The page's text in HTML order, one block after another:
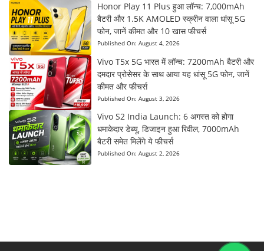
Honor Play 11 Plus हुआ लॉन्च: 7,000mAh
बैटरी और 1.5K AMOLED स्क्रीन वाला धांसू 5G
फोन, जानें कीमत और 10 खास फीचर्स
Published On: August 4, 2026
Vivo T5x 5G भारत में लॉन्च: 7200mAh बैटरी और
दमदार प्रोसेसर के साथ आया यह धांसू 5G फोन, जानें
कीमत और फीचर्स
Published On: August 3, 2026
Vivo S2 India Launch: 6 अगस्त को होगा
धमाकेदार डेब्यू, डिजाइन हुआ रिवील, 7000mAh
बैटरी समेत मिलेंगे ये फीचर्स
Published On: August 2, 2026